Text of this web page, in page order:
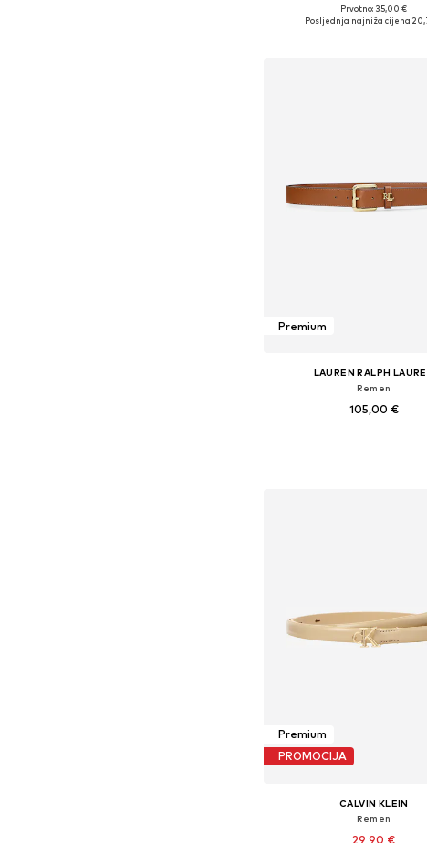
Dostupne veličine: 75-95
Prvotno: 35,00 €
Posljednja najniža cijena:
Premium
LAUREN RALPH
Remen
105,00 €
Premium
PROMOCIJA
CALVIN KLEIN
Remen
29,90 €